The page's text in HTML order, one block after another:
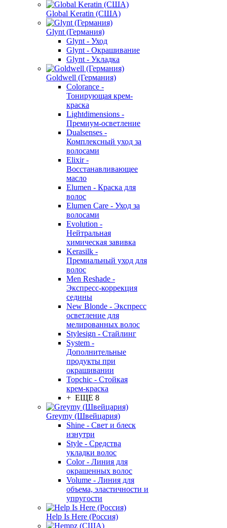
Global Keratin (США)
Glynt (Германия)
Glynt - Уход
Glynt - Окрашивание
Glynt - Укладка
Goldwell (Германия)
Colorance -
Тонирующая крем-
краска
Lightdimensions -
Премиум-осветление
Dualsenses -
Комплексный уход за
волосами
Elixir -
Восстанавливающее
масло
Elumen - Краска для
волос
Elumen Care - Уход за
волосами
Evolution -
Нейтральная
химическая завивка
Kerasilk -
Премиальный уход для
волос
Men Reshade -
Экспресс-коррекция
седины
New Blonde - Экспресс
осветление для
мелированных волос
Stylesign - Стайлинг
System -
Дополнительные
продукты при
окрашивании
Topchic - Стойкая
крем-краска
+ ЕЩЕ 8
Greymy (Швейцария)
Shine - Свет и блеск
изнутри
Style - Средства
укладки волос
Color - Линия для
окрашенных волос
Volume - Линия для
объема, эластичности и
упругости
Help Is Here (Россия)